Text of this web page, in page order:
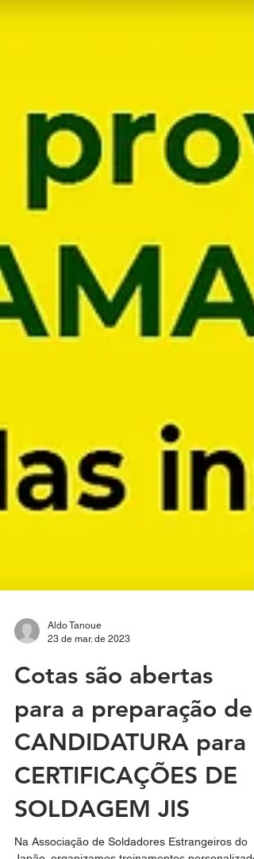
23 de mar. de 2023
Cotas são abertas
para a preparação de
CANDIDATURA para
CERTIFICAÇÕES DE
SOLDAGEM JIS